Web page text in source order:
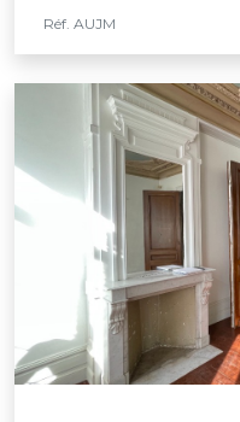
Réf. AUJM